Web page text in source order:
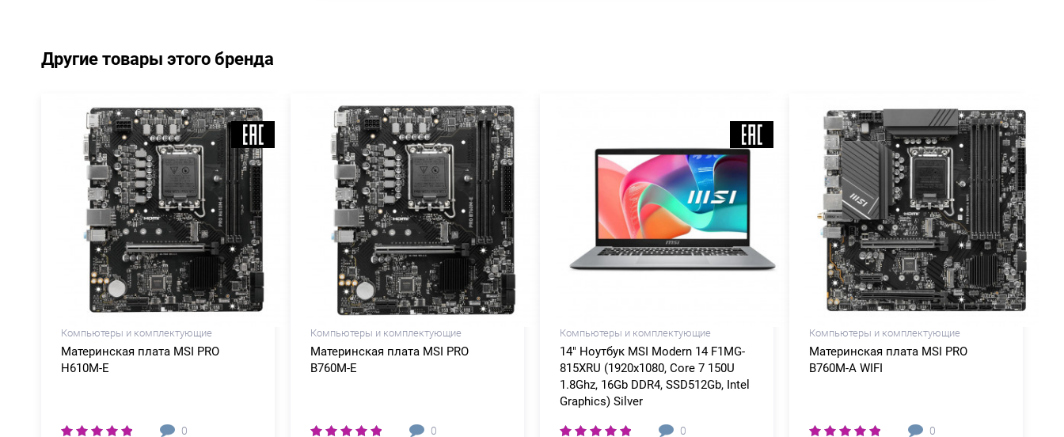
Другие товары этого бренда
Компьютеры и комплектующие
Материнская плата MSI PRO
H610M-E
0
Компьютеры и комплектующие
Материнская плата MSI PRO
B760M-E
0
Компьютеры и комплектующие
14" Ноутбук MSI Modern 14 F1MG-
815XRU (1920x1080, Core 7 150U
1.8Ghz, 16Gb DDR4, SSD512Gb, Intel
Graphics) Silver
0
Компьютеры и комплектующие
Материнская плата MSI PRO
B760M-A WIFI
0